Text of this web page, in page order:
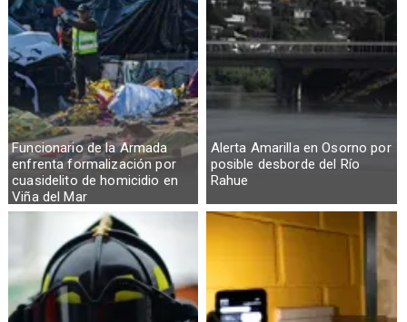
Funcionario de la Armada
enfrenta formalización por
cuasidelito de homicidio en
Viña del Mar
Alerta Amarilla en Osorno por
posible desborde del Río
Rahue